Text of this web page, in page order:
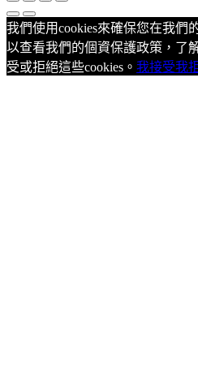
我們使用cookies來確保您在我們
以查看我們的個資保護政策，了
受或拒絕這些cookies。 我接受我